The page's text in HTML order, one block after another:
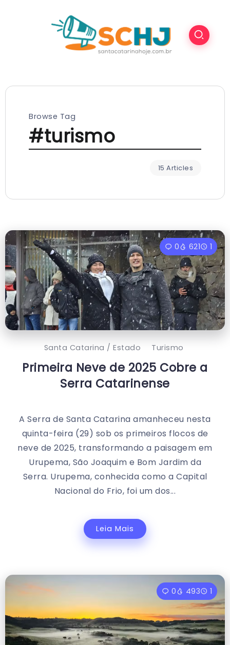
Browse Tag
#turismo
15 Articles
0 621 1
Santa Catarina / Estado Turismo
Primeira Neve de 2025 Cobre a
Serra Catarinense
A Serra de Santa Catarina amanheceu nesta
quinta-feira (29) sob os primeiros flocos de
neve de 2025, transformando a paisagem em
Urupema, São Joaquim e Bom Jardim da
Serra. Urupema, conhecida como a Capital
Nacional do Frio, foi um dos...
Leia Mais
0 493 1